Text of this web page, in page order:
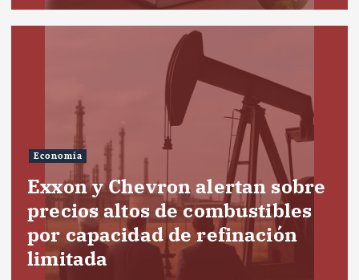
Economía
Exxon y Chevron alertan sobre
precios altos de combustibles
por capacidad de refinación
limitada